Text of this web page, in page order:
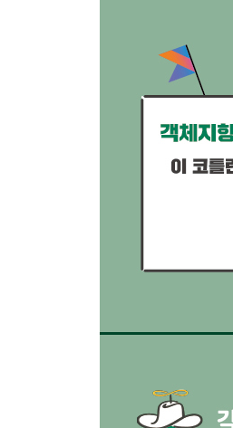
부분 문자열 추출하기
문자열 변경하기 ......
궁금증 해소하기: 유
궁금증 해소하기: 문
챌린지:
정수 ...... 134
Int 타입을 Double 타
Double 타입 값을 Int
궁금증 해소하기: 비